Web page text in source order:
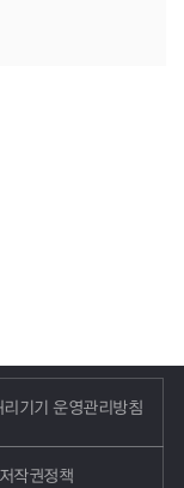
기기 운영관리방침
저작권정책